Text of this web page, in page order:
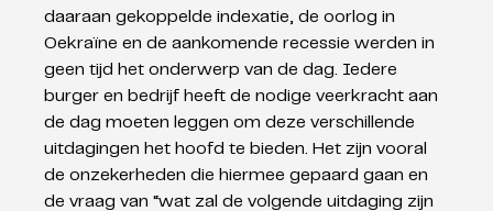
daaraan gekoppelde indexatie, de oorlog in
Oekraïne en de aankomende recessie werden in
geen tijd het onderwerp van de dag. Iedere
burger en bedrijf heeft de nodige veerkracht aan
de dag moeten leggen om deze verschillende
uitdagingen het hoofd te bieden. Het zijn vooral
de onzekerheden die hiermee gepaard gaan en
de vraag van “wat zal de volgende uitdaging zijn